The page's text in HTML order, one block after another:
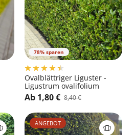
78% sparen
Ovalblättriger Liguster -
Ligustrum ovalifolium
Ab 1,80 € 8,40 €
ANGEBOT